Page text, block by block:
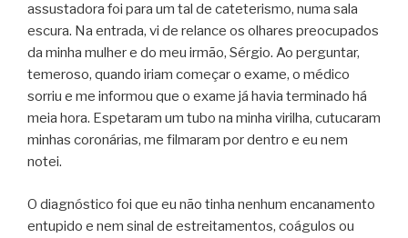
assustadora foi para um tal de cateterismo, numa sala
escura. Na entrada, vi de relance os olhares preocupados
da minha mulher e do meu irmão, Sérgio. Ao perguntar,
temeroso, quando iriam começar o exame, o médico
sorriu e me informou que o exame já havia terminado há
meia hora. Espetaram um tubo na minha virilha, cutucaram
minhas coronárias, me filmaram por dentro e eu nem
notei.
O diagnóstico foi que eu não tinha nenhum encanamento
entupido e nem sinal de estreitamentos, coágulos ou